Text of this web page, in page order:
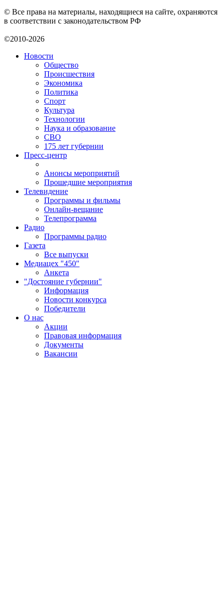
© Все права на материалы, находящиеся на сайте, охраняются
в соответствии с законодательством РФ
©2010-2026
Новости
Общество
Происшествия
Экономика
Политика
Спорт
Культура
Технологии
Наука и образование
СВО
175 лет губернии
Пресс-центр
Анонсы мероприятий
Прошедшие мероприятия
Телевидение
Программы и фильмы
Онлайн-вещание
Телепрограмма
Радио
Программы радио
Газета
Все выпуски
Медиацех "450"
Анкета
"Достояние губернии"
Информация
Новости конкурса
Победители
О нас
Акции
Правовая информация
Документы
Вакансии